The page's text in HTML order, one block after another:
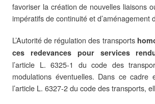
favoriser la création de nouvelles liaisons
impératifs de continuité et d’aménagement
L’Autorité de régulation des transports
ces redevances pour services
l’article L. 6325-1 du code des
modulations éventuelles. Dans ce cadre
l’article L. 6327-2 du code des transports,